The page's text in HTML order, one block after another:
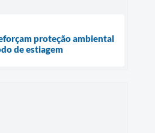
proteção ambiental
de estiagem